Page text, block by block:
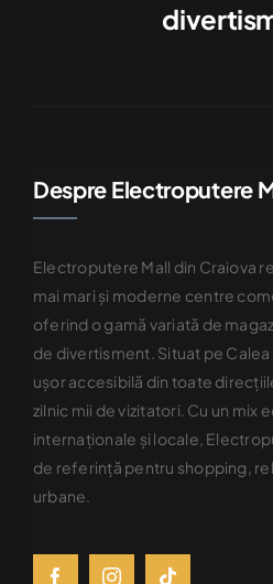
Despre Electroputere
Electroputere Mall din Craiova
mai mari şi moderne centre
oferind o gamă variată de
de divertisment. Situat pe
uşor accesibilă din toate
zilnic mii de vizitatori. Cu un mix
internaţionale şi locale,
de referinţă pentru shopping,
urbane.